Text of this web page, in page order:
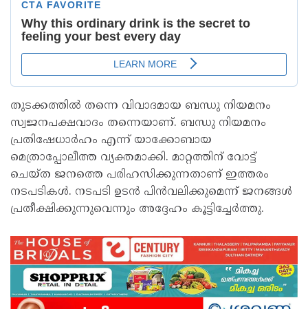
തുടക്കത്തില്‍ തന്നെ വിവാദമായ ബന്ധു നിയമനം
സ്വജനപക്ഷവാദം തന്നെയാണ്. ബന്ധു നിയമനം
പ്രതിഷേധാര്‍ഹം എന്ന് യാക്കോബായ
മെത്രാപ്പോലീത്ത വ്യക്തമാക്കി. മാറ്റത്തിന് വോട്ട്
ചെയ്ത ജനത്തെ പരിഹസിക്കുന്നതാണ് ഇത്തരം
നടപടികള്‍. നടപടി ഉടന്‍ പിന്‍വലിക്കുമെന്ന് ജനങ്ങള്‍
പ്രതീക്ഷിക്കുന്നുവെന്നും അദ്ദേഹം കൂട്ടിച്ചേര്‍ത്തു.